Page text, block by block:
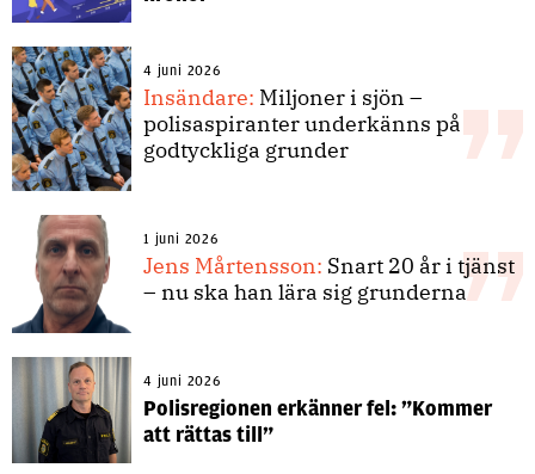
4 juni 2026
Insändare: Miljoner i sjön –
polisaspiranter underkänns på
godtyckliga grunder
1 juni 2026
Jens Mårtensson: Snart 20 år i tjänst
– nu ska han lära sig grunderna
4 juni 2026
Polisregionen erkänner fel: ”Kommer
att rättas till”